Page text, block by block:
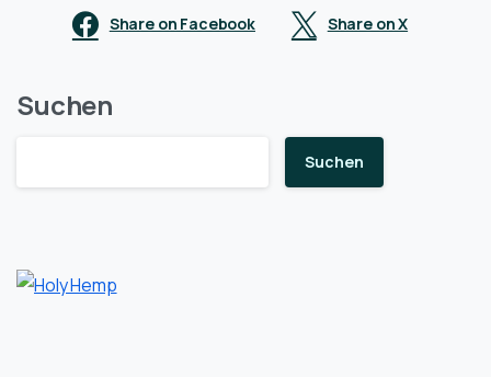
Share on Facebook Share on X
Suchen
Suchen